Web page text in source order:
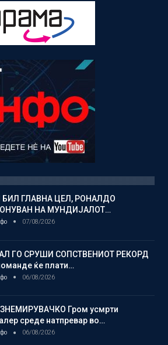
БИЛ ГЛАВНА ЦЕЛ, РОНАЛДО
НА МУНДИЈАЛОТ…
07/08/2026
ГО СРУШИ СОПСТВЕНИОТ РЕКОРД
ќе плати…
06/08/2026
Гром усмрти
среде натпревар во…
06/08/2026